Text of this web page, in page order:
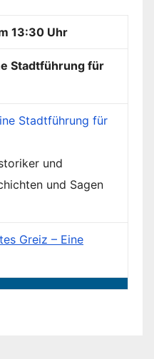
13:30 Uhr
Stadtführung für
und
und Sagen
Greiz – Eine